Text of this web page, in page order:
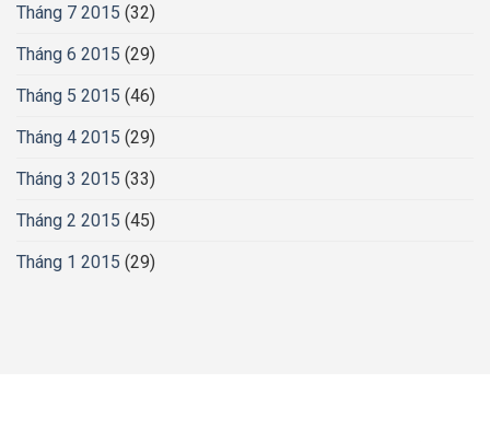
Tháng 7 2015 (32)
Tháng 6 2015 (29)
Tháng 5 2015 (46)
Tháng 4 2015 (29)
Tháng 3 2015 (33)
Tháng 2 2015 (45)
Tháng 1 2015 (29)